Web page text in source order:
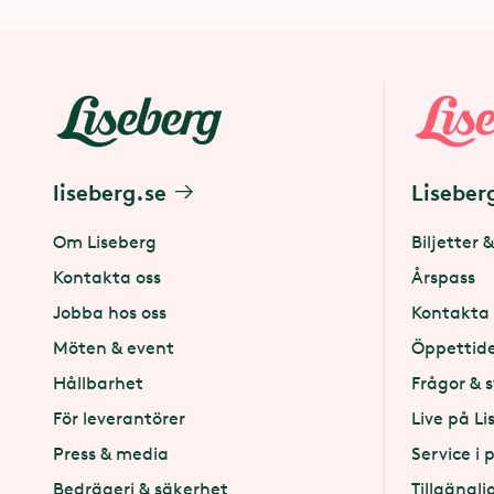
köpa en
person
Nej det
Finns det
Vi har
detta
Nej,
liseberg.se
Om Liseberg
Kontakta oss
Jobba hos oss
Möten & event
Hållbarhet
För leverantörer
Press & media
Bedrägeri & säkerhet
Biljetter
Årspass
Kontakta
Frågor &
Live på
Service i